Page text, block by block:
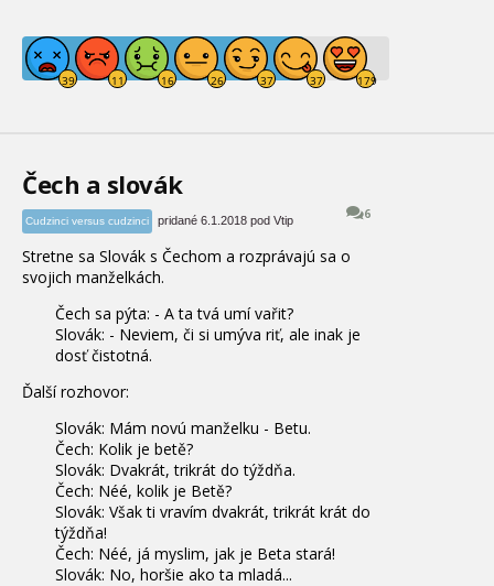
Čech a slovák
6
Cudzinci versus cudzinci pridané 6.1.2018 pod Vtip
Stretne sa Slovák s Čechom a rozprávajú sa o
svojich manželkách.
Čech sa pýta: - A ta tvá umí vařit?
Slovák: - Neviem, či si umýva riť, ale inak je
dosť čistotná.
Ďalší rozhovor:
Slovák: Mám novú manželku - Betu.
Čech: Kolik je betě?
Slovák: Dvakrát, trikrát do týždňa.
Čech: Néé, kolik je Betě?
Slovák: Však ti vravím dvakrát, trikrát krát do
týždňa!
Čech: Néé, já myslim, jak je Beta stará!
Slovák: No, horšie ako ta mladá...